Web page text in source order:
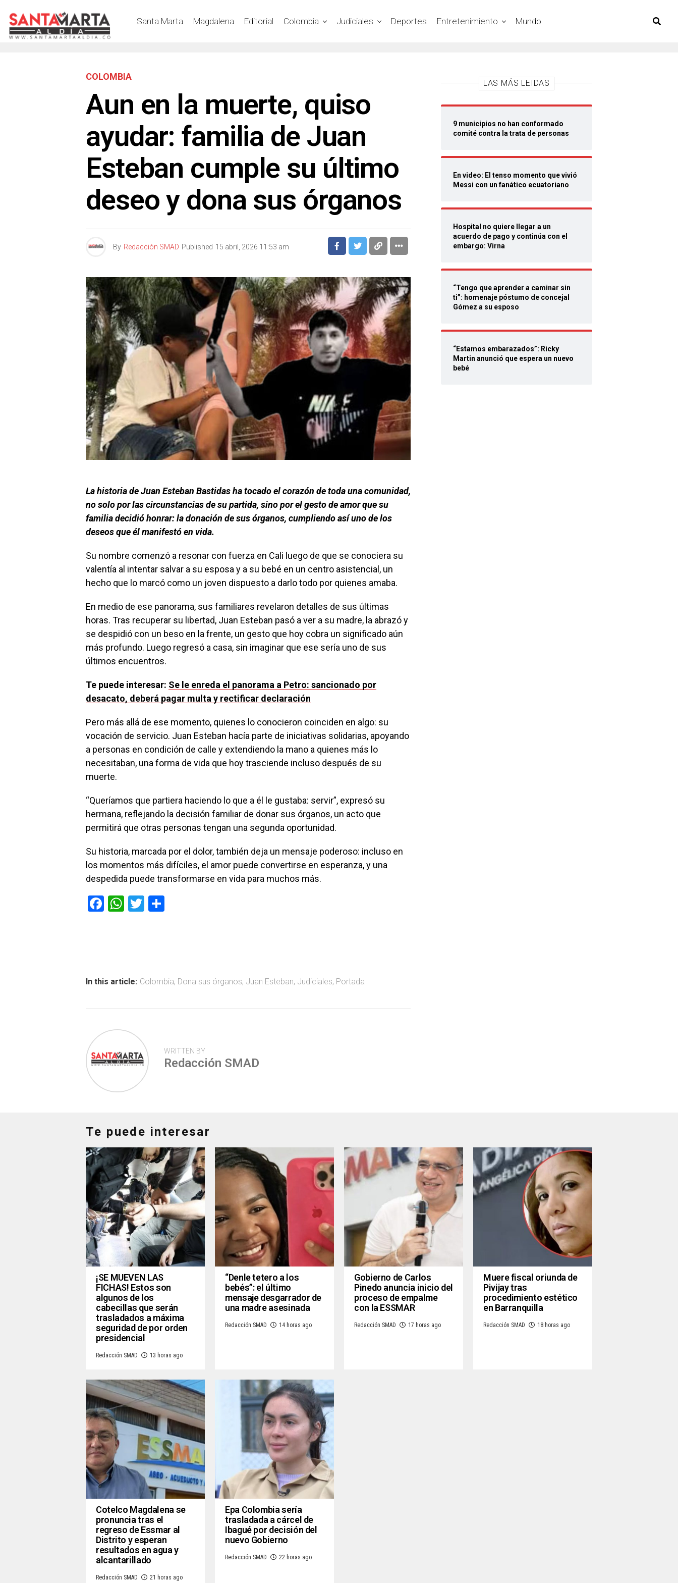
Santa Marta Magdalena Editorial Colombia Judiciales Deportes Entretenimiento Mundo
COLOMBIA
Aun en la muerte, quiso
ayudar: familia de Juan
Esteban cumple su último
deseo y dona sus órganos
By Redacción SMAD Published 15 abril, 2026 11:53 am
La historia de Juan Esteban Bastidas ha tocado el corazón de toda una comunidad,
no solo por las circunstancias de su partida, sino por el gesto de amor que su
familia decidió honrar: la donación de sus órganos, cumpliendo así uno de los
deseos que él manifestó en vida.
Su nombre comenzó a resonar con fuerza en Cali luego de que se conociera su
valentía al intentar salvar a su esposa y a su bebé en un centro asistencial, un
hecho que lo marcó como un joven dispuesto a darlo todo por quienes amaba.
En medio de ese panorama, sus familiares revelaron detalles de sus últimas
horas. Tras recuperar su libertad, Juan Esteban pasó a ver a su madre, la abrazó y
se despidió con un beso en la frente, un gesto que hoy cobra un significado aún
más profundo. Luego regresó a casa, sin imaginar que ese sería uno de sus
últimos encuentros.
Te puede interesar: Se le enreda el panorama a Petro: sancionado por
desacato, deberá pagar multa y rectificar declaración
Pero más allá de ese momento, quienes lo conocieron coinciden en algo: su
vocación de servicio. Juan Esteban hacía parte de iniciativas solidarias, apoyando
a personas en condición de calle y extendiendo la mano a quienes más lo
necesitaban, una forma de vida que hoy trasciende incluso después de su
muerte.
“Queríamos que partiera haciendo lo que a él le gustaba: servir”, expresó su
hermana, reflejando la decisión familiar de donar sus órganos, un acto que
permitirá que otras personas tengan una segunda oportunidad.
Su historia, marcada por el dolor, también deja un mensaje poderoso: incluso en
los momentos más difíciles, el amor puede convertirse en esperanza, y una
despedida puede transformarse en vida para muchos más.
F
ok
W
p
T
tir
In this article: Colombia, Dona sus órganos, Juan Esteban, Judiciales, Portada
WRITTEN BY
Redacción SMAD
LAS MÁS LEIDAS
9 municipios no han conformado
comité contra la trata de personas
En video: El tenso momento que vivió
Messi con un fanático ecuatoriano
Hospital no quiere llegar a un
acuerdo de pago y continúa con el
embargo: Virna
“Tengo que aprender a caminar sin
ti”: homenaje póstumo de concejal
Gómez a su esposo
“Estamos embarazados”: Ricky
Martin anunció que espera un nuevo
bebé
Te puede interesar
¡SE MUEVEN LAS
FICHAS! Estos son
algunos de los
cabecillas que serán
trasladados a máxima
seguridad de por orden
presidencial
Redacción SMAD 13 horas ago
“Denle tetero a los
bebés”: el último
mensaje desgarrador de
una madre asesinada
Redacción SMAD 14 horas ago
Gobierno de Carlos
Pinedo anuncia inicio del
proceso de empalme
con la ESSMAR
Redacción SMAD 17 horas ago
Muere fiscal oriunda de
Pivijay tras
procedimiento estético
en Barranquilla
Redacción SMAD 18 horas ago
Cotelco Magdalena se
pronuncia tras el
regreso de Essmar al
Distrito y esperan
resultados en agua y
alcantarillado
Redacción SMAD 21 horas ago
Epa Colombia sería
trasladada a cárcel de
Ibagué por decisión del
nuevo Gobierno
Redacción SMAD 22 horas ago